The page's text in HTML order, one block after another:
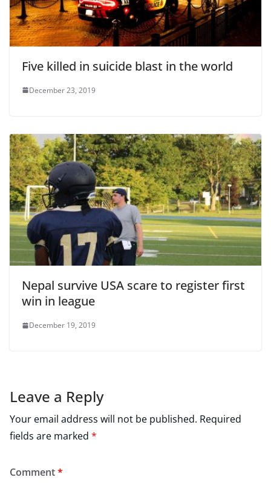
Five killed in suicide blast in the world
December 23, 2019
Nepal survive USA scare to register first
win in league
December 19, 2019
Leave a Reply
Your email address will not be published. Required
fields are marked *
Comment*